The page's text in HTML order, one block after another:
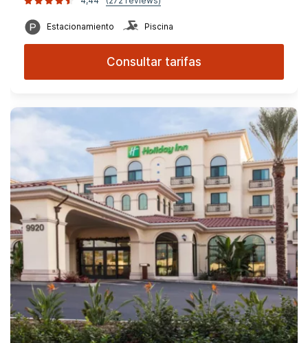
Estacionamiento Piscina
Consultar tarifas